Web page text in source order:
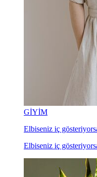
GİYİM
Elbiseniz iç
Elbiseniz iç